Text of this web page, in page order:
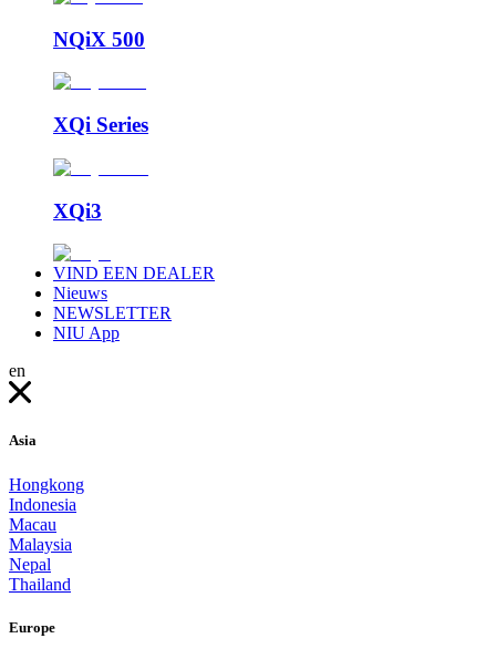
NQiX 500
XQi Series
XQi3
VIND EEN DEALER
Nieuws
NEWSLETTER
NIU App
en
Asia
Hongkong
Indonesia
Macau
Malaysia
Nepal
Thailand
Europe